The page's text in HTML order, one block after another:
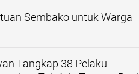
Sembako untuk Warga
Tangkap 38 Pelaku